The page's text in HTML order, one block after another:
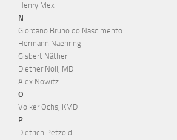
Henry Mex
N
Giordano Bruno do Nascimento
Hermann Naehring
Gisbert Näther
Diether Noll, MD
Alex Nowitz
O
Volker Ochs, KMD
P
Dietrich Petzold